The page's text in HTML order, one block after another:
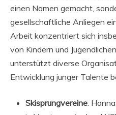
einen Namen gemacht,
gesellschaftliche Anliegen
Arbeit konzentriert sich
von Kindern und
unterstützt diverse
Entwicklung junger Talente
Skisprungvereine: